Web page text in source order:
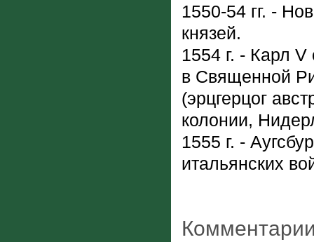
1550-54 гг. -
князей.
1554 г. - Карл V
в Священной
(эрцгерцог
колонии,
1555 г. -
итальянских